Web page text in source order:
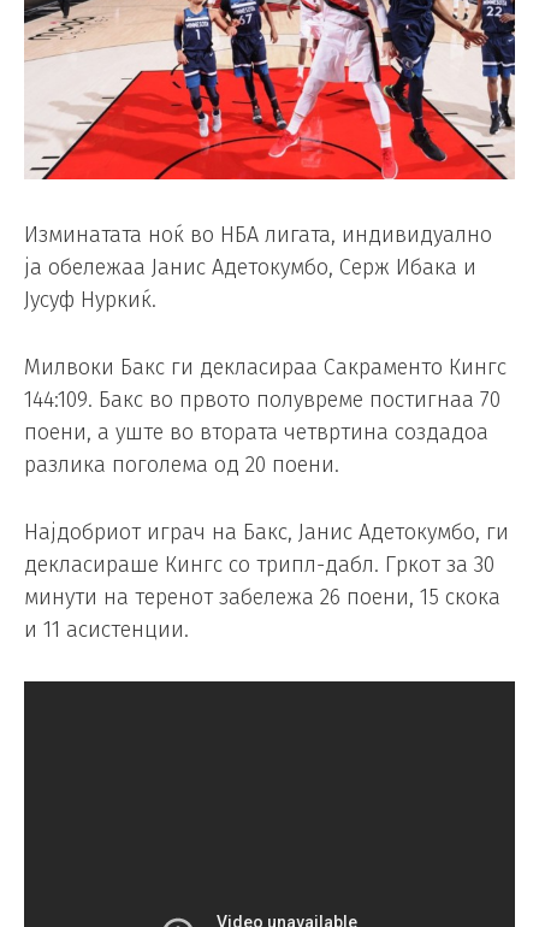
Изминатата ноќ во НБА лигата, индивидуално
ја обележаа Јанис Адетокумбо, Серж Ибака и
Јусуф Нуркиќ.
Милвоки Бакс ги декласираа Сакраменто Кингс
144:109. Бакс во првото полувреме постигнаа 70
поени, а уште во втората четвртина создадоа
разлика поголема од 20 поени.
Најдобриот играч на Бакс, Јанис Адетокумбо, ги
декласираше Кингс со трипл-дабл. Гркот за 30
минути на теренот забележа 26 поени, 15 скока
и 11 асистенции.